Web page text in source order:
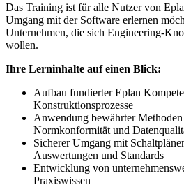
Das Training ist für alle Nutzer von
Umgang mit der Software erlernen
Unternehmen, die sich Engineering-
wollen.
Ihre Lerninhalte auf einen Blick:
Aufbau fundierter Eplan
Konstruktionsprozesse
Anwendung bewährter
Normkonformität und
Sicherer Umgang mit
Auswertungen und Standards
Entwicklung von
Praxiswissen